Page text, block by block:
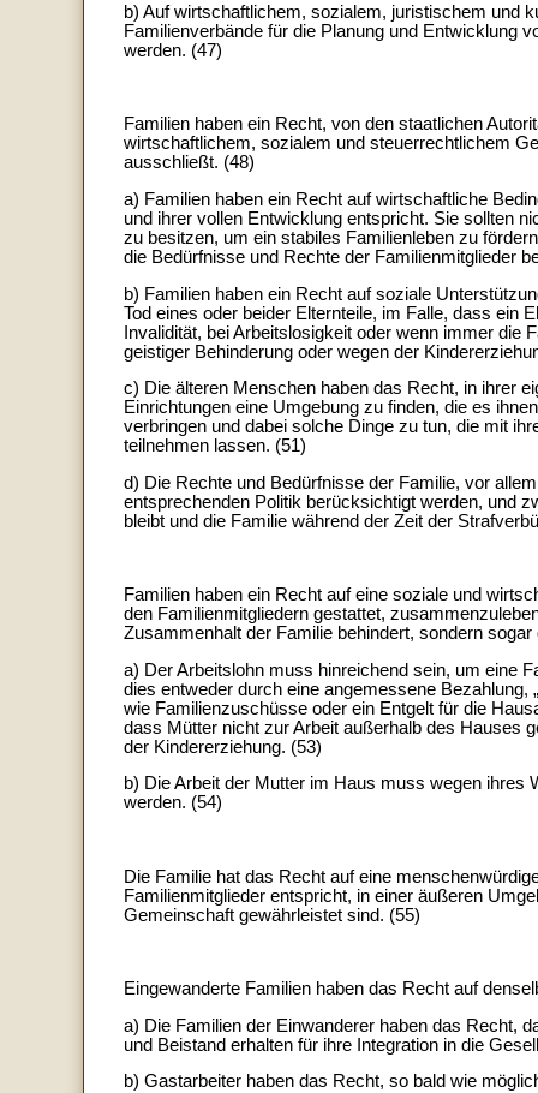
b) Auf wirtschaftlichem, sozialem, juristischem und
Familienverbände für die Planung und Entwicklung
werden. (47)
Familien haben ein Recht, von den staatlichen
wirtschaftlichem, sozialem und steuerrechtlichem
ausschließt. (48)
a) Familien haben ein Recht auf wirtschaftliche
und ihrer vollen Entwicklung entspricht. Sie sollten
zu besitzen, um ein stabiles Familienleben zu
die Bedürfnisse und Rechte der Familienmitglieder
b) Familien haben ein Recht auf soziale
Tod eines oder beider Elternteile, im Falle, dass ein
Invalidität, bei Arbeitslosigkeit oder wenn immer die
geistiger Behinderung oder wegen der
c) Die älteren Menschen haben das Recht, in ihrer
Einrichtungen eine Umgebung zu finden, die es
verbringen und dabei solche Dinge zu tun, die mit
teilnehmen lassen. (51)
d) Die Rechte und Bedürfnisse der Familie, vor
entsprechenden Politik berücksichtigt werden, und
bleibt und die Familie während der Zeit der
Familien haben ein Recht auf eine soziale und
den Familienmitgliedern gestattet,
Zusammenhalt der Familie behindert, sondern
a) Der Arbeitslohn muss hinreichend sein, um eine
dies entweder durch eine angemessene
wie Familienzuschüsse oder ein Entgelt für die
dass Mütter nicht zur Arbeit außerhalb des Hauses
der Kindererziehung. (53)
b) Die Arbeit der Mutter im Haus muss wegen ihres
werden. (54)
Die Familie hat das Recht auf eine
Familienmitglieder entspricht, in einer äußeren
Gemeinschaft gewährleistet sind. (55)
Eingewanderte Familien haben das Recht auf
a) Die Familien der Einwanderer haben das Recht,
und Beistand erhalten für ihre Integration in die
b) Gastarbeiter haben das Recht, so bald wie